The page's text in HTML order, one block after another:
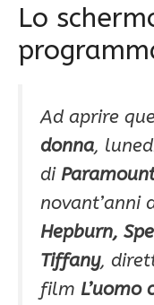
Lo
Ad aprire
donna,
di
novant’anni
Hepburn,
Tiffany,
film L’uomo